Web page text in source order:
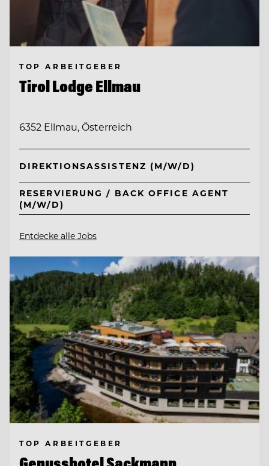
TOP ARBEITGEBER
Tirol Lodge Ellmau
6352 Ellmau, Österreich
DIREKTIONSASSISTENZ (M/W/D)
RESERVIERUNG / BACK OFFICE AGENT
(M/W/D)
Entdecke alle Jobs
TOP ARBEITGEBER